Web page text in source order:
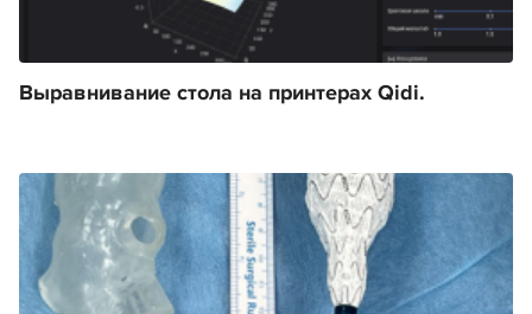
Выравнивание стола на принтерах Qidi.